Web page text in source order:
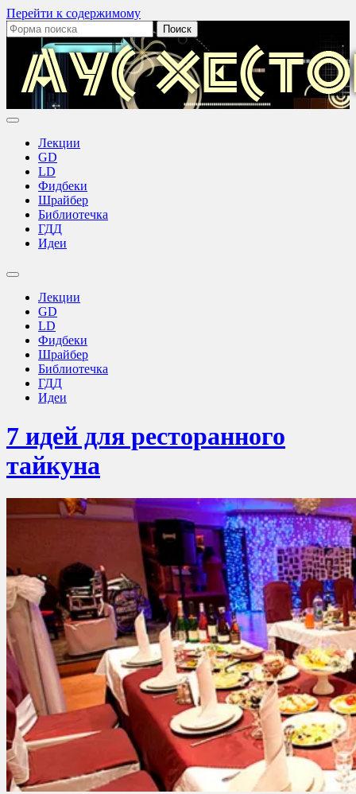
Перейти к содержимому
Поиск:
Аус
Лекции
GD
LD
Фидбеки
Шрайбер
Библиотечка
ГДД
Идеи
Переключить
поискаЛекции
GD
LD
Фидбеки
Шрайбер
Библиотечка
ГДД
Идеи
7 идей для ресторанного
тайкуна